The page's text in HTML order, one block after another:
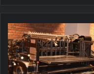
Atatürk
Üniversitesi'nin
66
yıllık
basımevi